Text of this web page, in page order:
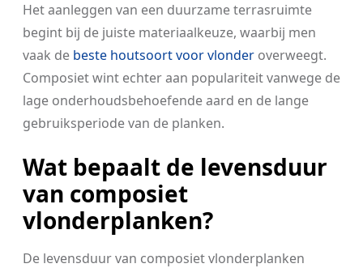
Het aanleggen van een duurzame terrasruimte
begint bij de juiste materiaalkeuze, waarbij men
vaak de beste houtsoort voor vlonder overweegt.
Composiet wint echter aan populariteit vanwege de
lage onderhoudsbehoefende aard en de lange
gebruiksperiode van de planken.
Wat bepaalt de levensduur
van composiet
vlonderplanken?
De levensduur van composiet vlonderplanken